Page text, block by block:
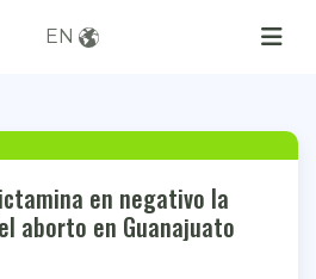
EN
en negativo la
aborto en Guanajuato